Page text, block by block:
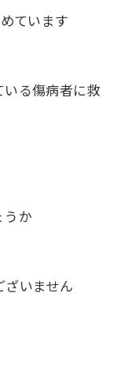
ています
いる傷病者に救
うか
いません